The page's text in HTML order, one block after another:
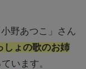
野あつこ」さん
しょの歌のお姉
います。